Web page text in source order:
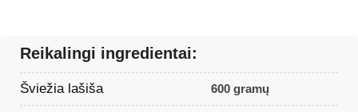
Reikalingi ingredientai:
Šviežia lašiša 600 gramų